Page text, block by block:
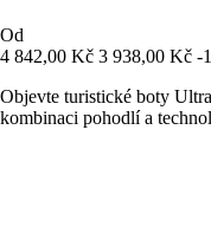
Od
4 842,00 Kč 3 938,00 Kč -
Objevte turistické boty
kombinaci pohodlí a